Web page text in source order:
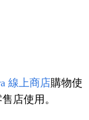
線上商店購物使
店使用。